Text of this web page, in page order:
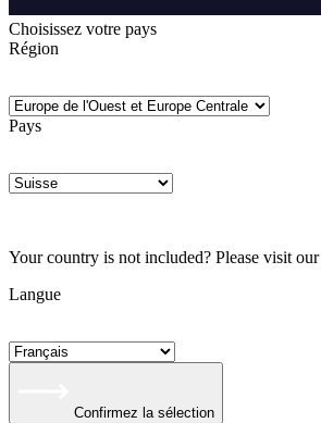
Choisissez votre pays
Région
Pays
Your country is not included? Please visit our
Langue
Confirmez la sélection